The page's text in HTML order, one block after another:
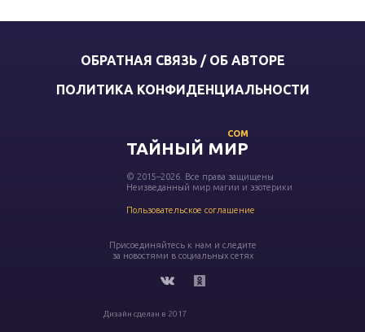
ОБРАТНАЯ СВЯЗЬ / ОБ АВТОРЕ
ПОЛИТИКА КОНФИДЕНЦИАЛЬНОСТИ
ТАЙНЫЙ МИР
COM
© 2015–2026. Все права защищены
Неизведанный мир магии и эзотерики
Пользовательское соглашение
Присоединяйтесь к нам и следите
за новостями в социальных сетях
Дизайн сделан в 2017